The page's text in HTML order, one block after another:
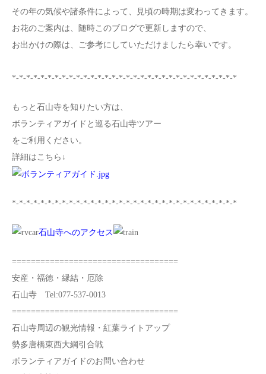
その年の気候や諸条件によって、見頃の時期は変わってきます。
お花のご案内は、随時このブログで更新しますので、
お出かけの際は、ご参考にしていただけましたら幸いです。
*-*-*-*-*-*-*-*-*-*-*-*-*-*-*-*-*-*-*-*-*-*-*-*-*-*-*-*-*-*-*-*
もっと石山寺を知りたい方は、
ボランティアガイドと巡る石山寺ツアー
をご利用ください。
詳細はこちら↓
*-*-*-*-*-*-*-*-*-*-*-*-*-*-*-*-*-*-*-*-*-*-*-*-*-*-*-*-*-*-*-*
石山寺へのアクセス
===================================
安産・福徳・縁結・厄除
石山寺 Tel:077-537-0013
===================================
石山寺周辺の観光情報・紅葉ライトアップ
勢多唐橋東西大綱引合戦
ボランティアガイドのお問い合わせ